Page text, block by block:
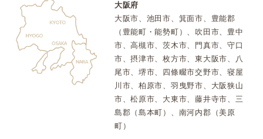
大阪府
大阪市、池田市、箕面市、豊能郡
（豊能町・能勢町）、吹田市、豊中
市、高槻市、茨木市、門真市、守口
市、摂津市、枚方市、東大阪市、八
尾市、堺市、四條畷市交野市、寝屋
川市、柏原市、羽曳野市、大阪狭山
市、松原市、大東市、藤井寺市、三
島郡（島本町）、南河内郡（美原
町）